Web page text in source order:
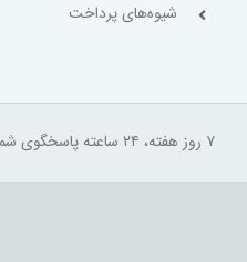
شیوه‌های پرداخت
۷ روز هفته، ۲۴ ساعته پاسخگوی شما هستیم.